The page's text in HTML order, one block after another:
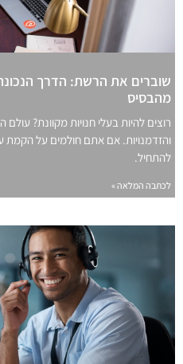
שוברים את הרשת: הדרך הנכונה
מהבסיס
רוצים להיות בעלי חנויות מקוונת? עולם
והזדמנויות. אם אתם חולמים על הקמת
להתחיל.
לכתבה המלאה »